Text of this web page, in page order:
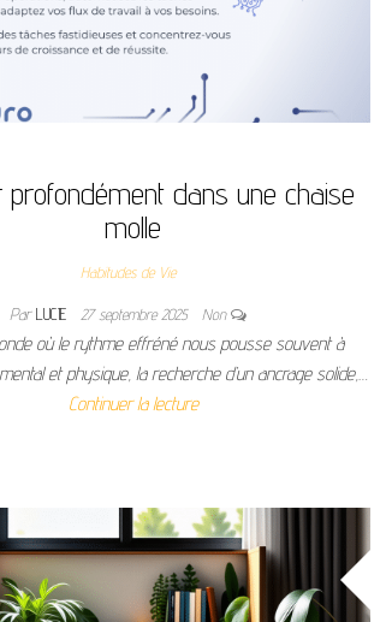
profondément dans une chaise
molle
Habitudes de Vie
ParLUCIE 27 septembre 2025 Non
où le rythme effréné nous pousse souvent à
et physique, la recherche d’un ancrage solide,…
Continuer la lecture